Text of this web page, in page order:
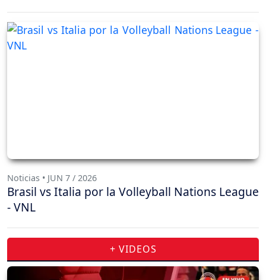
Noticias • JUN 7 / 2026
Brasil vs Italia por la Volleyball Nations League
- VNL
+ VIDEOS